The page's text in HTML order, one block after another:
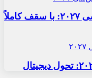
معرفی پورشه ۹۱۱ جی‌تی۳ اس‌سی ۲۰۲۷: با سقف کاملاً